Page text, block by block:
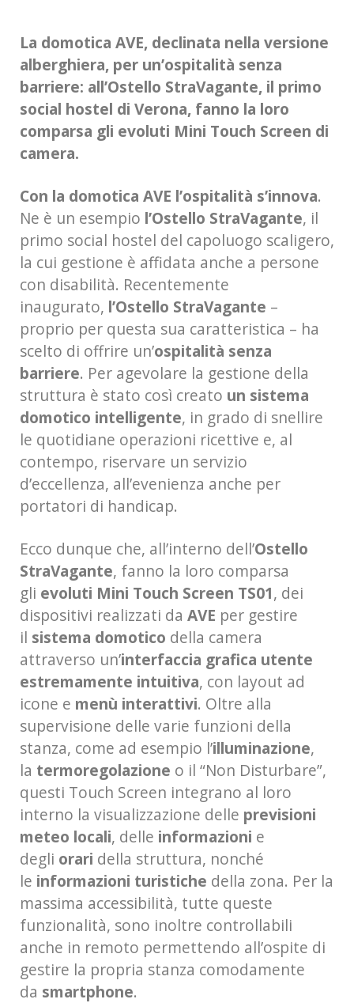
La domotica AVE, declinata nella versione
alberghiera, per un’ospitalità senza
barriere: all’Ostello StraVagante, il primo
social hostel di Verona, fanno la loro
comparsa gli evoluti Mini Touch Screen di
camera.
Con la domotica AVE l’ospitalità s’innova.
Ne è un esempio l’Ostello StraVagante, il
primo social hostel del capoluogo scaligero,
la cui gestione è affidata anche a persone
con disabilità. Recentemente
inaugurato, l’Ostello StraVagante –
proprio per questa sua caratteristica – ha
scelto di offrire un’ospitalità senza
barriere. Per agevolare la gestione della
struttura è stato così creato un sistema
domotico intelligente, in grado di snellire
le quotidiane operazioni ricettive e, al
contempo, riservare un servizio
d’eccellenza, all’evenienza anche per
portatori di handicap.
Ecco dunque che, all’interno dell’Ostello
StraVagante, fanno la loro comparsa
gli evoluti Mini Touch Screen TS01, dei
dispositivi realizzati da AVE per gestire
il sistema domotico della camera
attraverso un’interfaccia grafica utente
estremamente intuitiva, con layout ad
icone e menù interattivi. Oltre alla
supervisione delle varie funzioni della
stanza, come ad esempio l’illuminazione,
la termoregolazione o il “Non Disturbare”,
questi Touch Screen integrano al loro
interno la visualizzazione delle previsioni
meteo locali, delle informazioni e
degli orari della struttura, nonché
le informazioni turistiche della zona. Per la
massima accessibilità, tutte queste
funzionalità, sono inoltre controllabili
anche in remoto permettendo all’ospite di
gestire la propria stanza comodamente
da smartphone.